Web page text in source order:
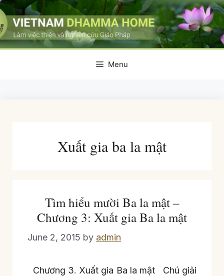
Skip
to
content
Menu
Xuất gia ba la mật
Tìm hiểu mười Ba la mật –
Chương 3: Xuất gia Ba la mật
June 2, 2015 by admin
Chương 3. Xuất gia Ba la mật Chú giải